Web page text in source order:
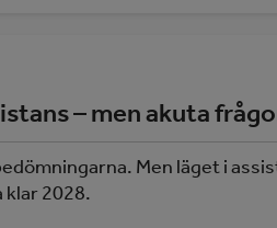
– men akuta
Men läget i
2028.